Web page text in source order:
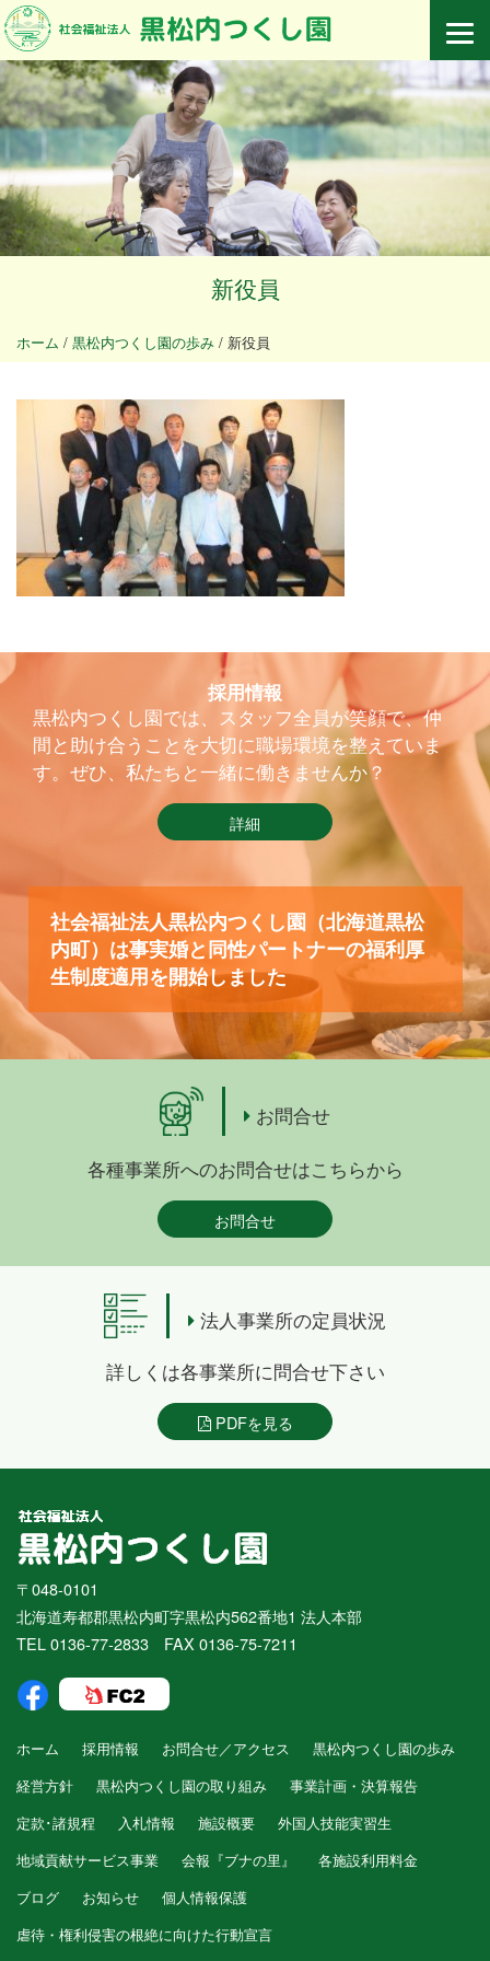
新役員
ホーム / 黒松内つくし園の歩み / 新役員
採用情報
黒松内つくし園では、スタッフ全員が笑顔で、仲
間と助け合うことを大切に職場環境を整えていま
す。ぜひ、私たちと一緒に働きませんか？
詳細
社会福祉法人黒松内つくし園（北海道黒松
内町）は事実婚と同性パートナーの福利厚
生制度適用を開始しました
お問合せ
各種事業所へのお問合せはこちらから
お問合せ
法人事業所の定員状況
詳しくは各事業所に問合せ下さい
PDFを見る
〒048-0101
北海道寿都郡黒松内町字黒松内562番地1 法人本部
TEL 0136-77-2833 FAX 0136-75-7211
ホーム 採用情報 お問合せ／アクセス
黒松内つくし園の歩み
経営方針
黒松内つくし園の取り組み
事業計画・決算報告
定款･諸規程
入札情報 施設概要
外国人技能実習生
地域貢献サービス事業
会報『ブナの里』
各施設利用料金
ブログ
お知らせ
個人情報保護
虐待・権利侵害の根絶に向けた行動宣言